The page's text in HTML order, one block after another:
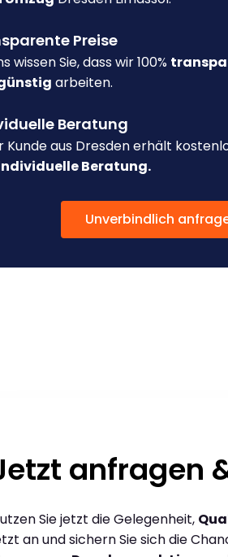
Preise
wissen Sie, dass wir 100%
arbeiten.
Beratung
Kunde aus Dresden erhält
Beratung.
Unverbindlich
anfragen
Sie jetzt die Gelegenheit,
an und sichern Sie sich die